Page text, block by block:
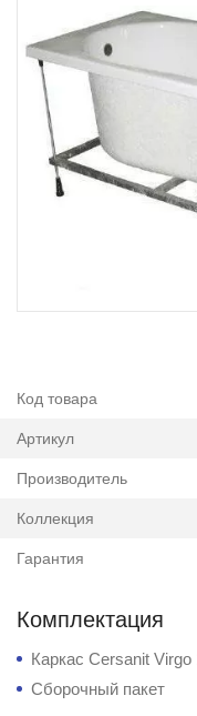
Код товара
Артикул
Производитель
Коллекция
Гарантия
Комплектация
Каркас Cersanit Virgo
Сборочный пакет